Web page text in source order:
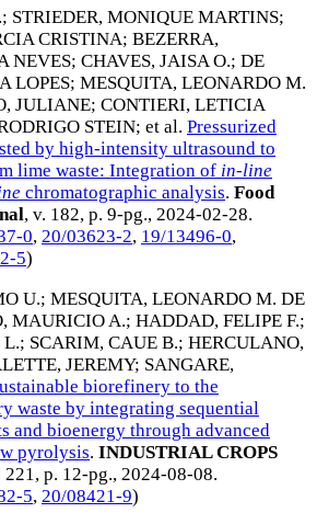
; STRIEDER, MONIQUE MARTINS;
CRISTINA; BEZERRA,
NEVES; CHAVES, JAISA O.; DE
LOPES; MESQUITA, LEONARDO M.
JULIANE; CONTIERI, LETICIA
STEIN; et al. Pressurized
by high-intensity ultrasound to
lime waste: Integration of in-line
chromatographic analysis. Food
, v. 182, p. 9-pg., 2024-02-28.
0, 20/03623-2, 19/13496-0,
5)
U.; MESQUITA, LEONARDO M. DE
MAURICIO A.; HADDAD, FELIPE F.;
L.; SCARIM, CAUE B.; HERCULANO,
JEREMY; SANGARE,
biorefinery to the
waste by integrating sequential
and bioenergy through advanced
pyrolysis. INDUSTRIAL CROPS
221, p. 12-pg., 2024-08-08.
5, 20/08421-9)